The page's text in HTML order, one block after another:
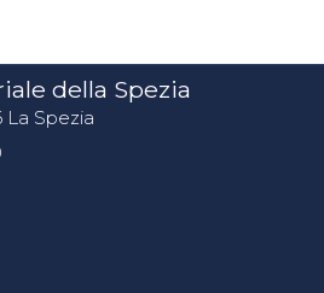
della Spezia
La Spezia